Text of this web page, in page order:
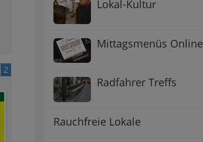
2
Lokal-Kultur
Mittagsmenüs Online
Radfahrer Treffs
Rauchfreie Lokale